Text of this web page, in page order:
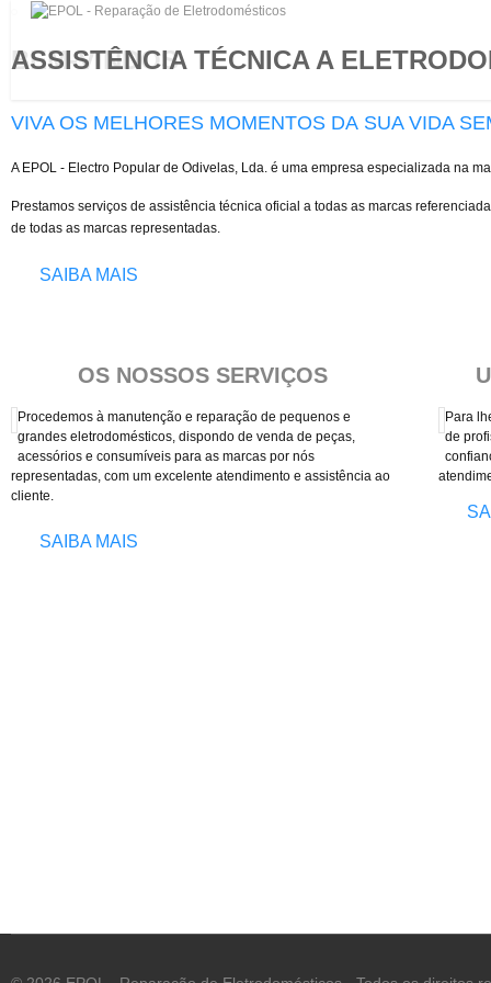
ASSISTÊNCIA TÉCNICA A
BEM-VINDOS
VIVA OS MELHORES MOMENTOS DA SUA VIDA
A EPOL - Electro Popular de Odivelas, Lda. é uma empresa especializada na
Prestamos serviços de assistência técnica oficial a todas as marcas
de todas as marcas representadas.
SAIBA MAIS
OS NOSSOS SERVIÇOS
Procedemos à manutenção e reparação de pequenos e
grandes eletrodomésticos, dispondo de venda de peças,
acessórios e consumíveis para as marcas por nós
representadas, com um excelente atendimento e assistência ao
cliente.
SAIBA MAIS
Para
de